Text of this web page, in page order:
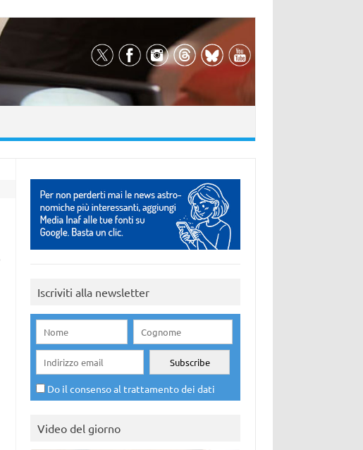
Iscriviti alla newsletter
Do il consenso al trattamento dei dati
Video del giorno